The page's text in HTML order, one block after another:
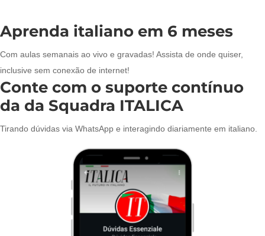
Aprenda italiano em 6 meses
Com aulas semanais ao vivo e gravadas! Assista de onde quiser,
inclusive sem conexão de internet!
Conte com o suporte contínuo
da da Squadra ITALICA
Tirando dúvidas via WhatsApp e interagindo diariamente em italiano.